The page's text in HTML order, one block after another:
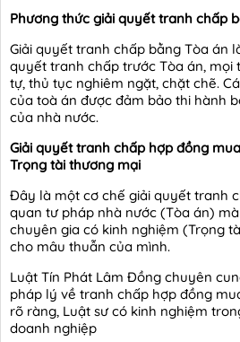
Phương thức giải quyết tranh chấp
Giải quyết tranh chấp bằng Tòa án
quyết tranh chấp trước Tòa án, mọi
tự, thủ tục nghiêm ngặt, chặt chẽ.
của toà án được đảm bảo thi hành
của nhà nước.
Giải quyết tranh chấp hợp đồng
Trọng tài thương mại
Đây là một cơ chế giải quyết tranh
quan tư pháp nhà nước (Tòa án)
chuyên gia có kinh nghiệm (Trọng
cho mâu thuẫn của mình.
Luật Tín Phát Lâm Đồng chuyên
pháp lý về tranh chấp hợp đồng
rõ ràng, Luật sư có kinh nghiệm
doanh nghiệp